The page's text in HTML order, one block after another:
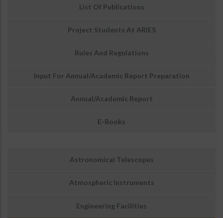
List Of Publications
Project Students At ARIES
Rules And Regulations
Input For Annual/Academic Report Preparation
Annual/Academic Report
E-Books
Astronomical Telescopes
Atmospheric Instruments
Engineering Facilities